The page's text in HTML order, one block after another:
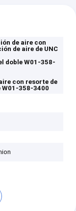
de aire con
de aire de UNC
doble W01-358-
con resorte de
W01-358-3400